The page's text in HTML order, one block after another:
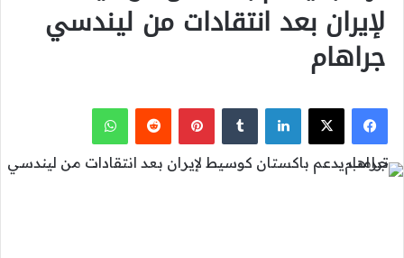
لإيران بعد انتقادات من ليندسي
جراهام
فيسبوك
‫X لينكدإن بينتيريست واتساب